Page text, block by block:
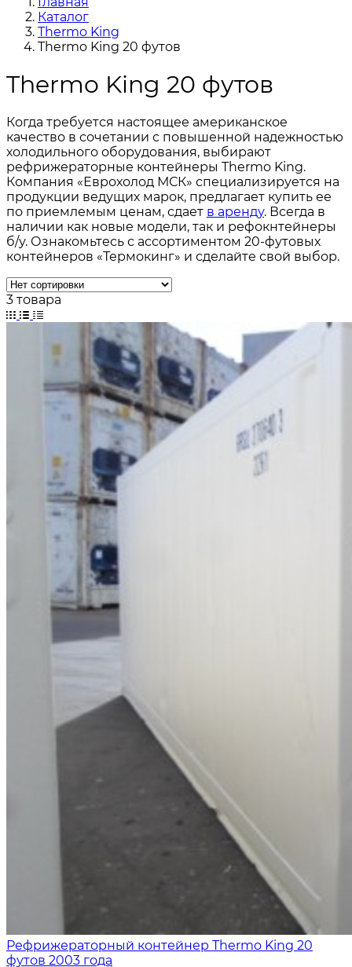
Каталог
Thermo King
Thermo King 20 футов
Thermo King 20 футов
Когда требуется настоящее американское
качество в сочетании с повышенной надежностью
холодильного оборудования, выбирают
рефрижераторные контейнеры Thermo King.
Компания «Еврохолод МСК» специализируется на
продукции ведущих марок, предлагает купить ее
по приемлемым ценам, сдает в аренду. Всегда в
наличии как новые модели, так и рефокнтейнеры
б/у. Ознакомьтесь с ассортиментом 20-футовых
контейнеров «Термокинг» и сделайте свой выбор.
3 товара
Рефрижераторный контейнер Thermo King 20
футов 2003 года